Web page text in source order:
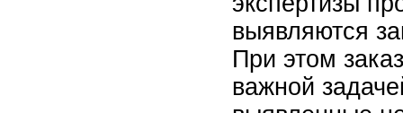
выявляются
При этом
важной